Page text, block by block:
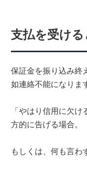
支払を受け
保証金を振り込み終
如連絡不能になりま
「やはり信用に欠
方的に告げる場合。
もしくは、何も言わ